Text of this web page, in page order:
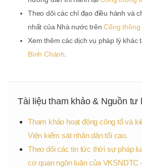
Theo dõi các chỉ đạo điều hành và
nhất của Nhà nước trênCổng
Xem thêm các dịch vụ pháp lý khác
Bình Chánh.
Tài liệu tham khảo & Nguồn tư
Tham khảo hoạt động công tố và
Viện kiểm sát nhân dân tối cao.
Theo dõi các tin tức thời sự pháp
cơ quan ngôn luận của VKSNDTC